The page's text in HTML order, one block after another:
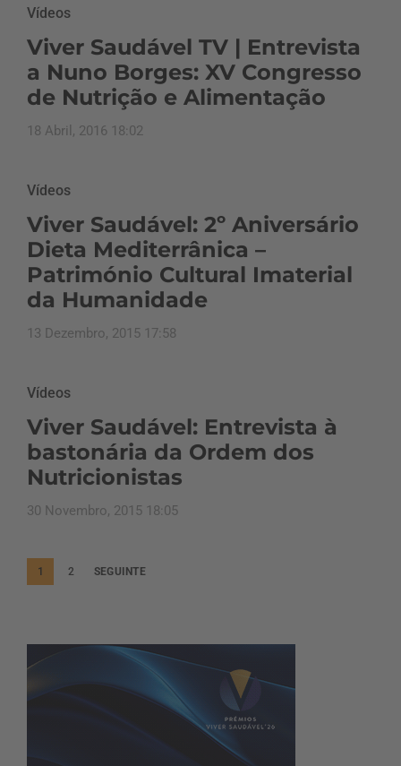
Vídeos
Viver Saudável TV | Entrevista
a Nuno Borges: XV Congresso
de Nutrição e Alimentação
18 Abril, 2016 18:02
Vídeos
Viver Saudável: 2º Aniversário
Dieta Mediterrânica –
Património Cultural Imaterial
da Humanidade
13 Dezembro, 2015 17:58
Vídeos
Viver Saudável: Entrevista à
bastonária da Ordem dos
Nutricionistas
30 Novembro, 2015 18:05
P1 2 SEGUINTE